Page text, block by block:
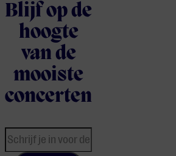
Blijf op de
hoogte
van de
mooiste
concerten